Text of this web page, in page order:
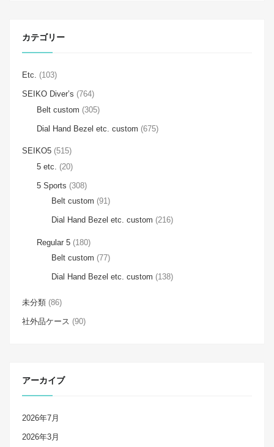
カテゴリー
Etc. (103)
SEIKO Diver’s (764)
Belt custom (305)
Dial Hand Bezel etc. custom (675)
SEIKO5 (515)
5 etc.
(20)
5 Sports (308)
Belt custom (91)
Dial Hand Bezel etc. custom (216)
Regular 5 (180)
Belt custom (77)
Dial Hand Bezel etc. custom (138)
未分類 (86)
社外品ケース (90)
アーカイブ
2026年7月
2026年3月